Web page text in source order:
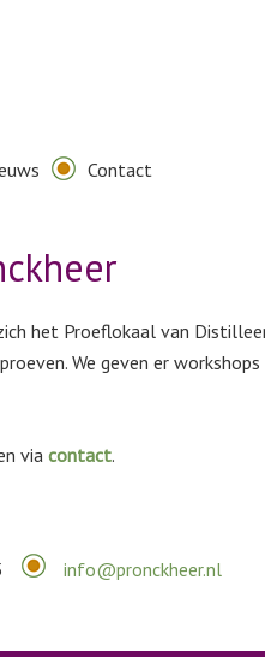
Contact
het Proeflokaal van
We geven er
viacontact.
info@pronckheer.nl